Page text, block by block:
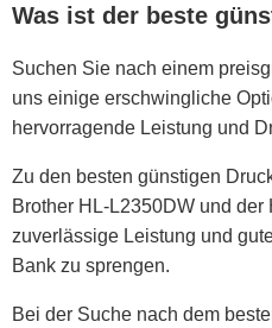
Was ist der beste
Suchen Sie nach einem
uns einige erschwingliche
hervorragende Leistung und
Zu den besten günstigen
Brother HL-L2350DW und
zuverlässige Leistung und
Bank zu sprengen.
Bei der Suche nach dem